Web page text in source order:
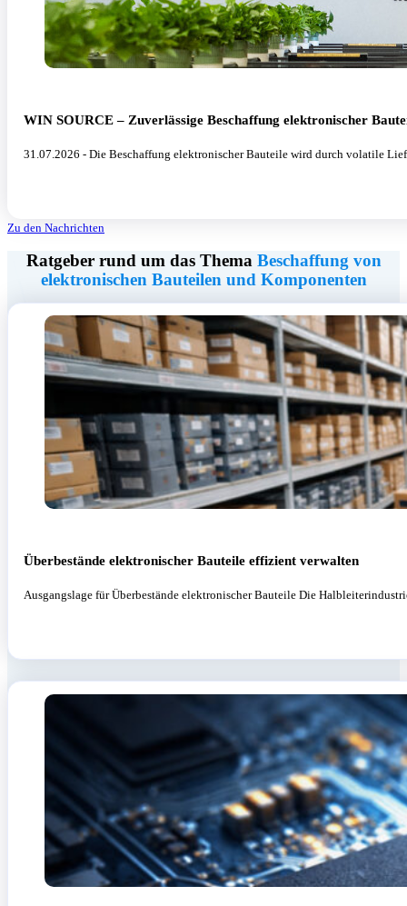
WIN SOURCE – Zuverlässige Beschaffung elektronischer
31.07.2026 - Die Beschaffung elektronischer Bauteile wird durch volatile
Zu den Nachrichten
Ratgeber rund um das Thema Beschaffung von
elektronischen Bauteilen und Komponenten
Überbestände elektronischer Bauteile effizient verwalten
Ausgangslage für Überbestände elektronischer Bauteile Die